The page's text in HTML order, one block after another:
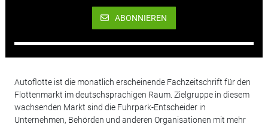
ABONNIEREN
Autoflotte ist die monatlich erscheinende Fachzeitschrift für den
Flottenmarkt im deutschsprachigen Raum. Zielgruppe in diesem
wachsenden Markt sind die Fuhrpark-Entscheider in
Unternehmen, Behörden und anderen Organisationen mit mehr